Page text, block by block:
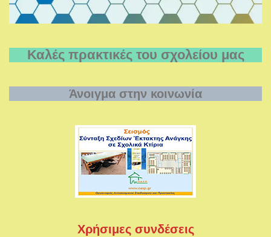
Καλές πρακτικές του σχολείου μας
Άνοιγμα στην κοινωνία
Χρήσιμες συνδέσεις